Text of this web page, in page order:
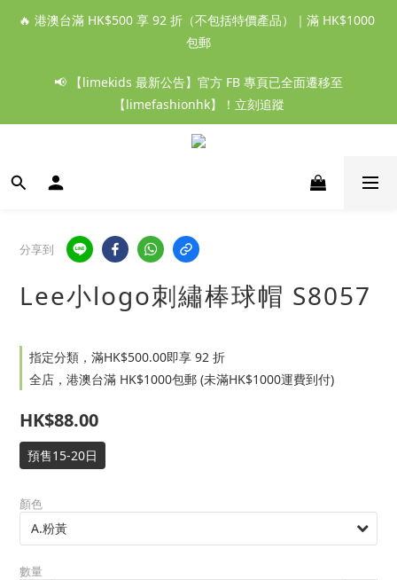
🔥 港澳台滿 HK$500 享 92 折（不包括特價產品）｜滿 HK$1000
包郵
📢 【limekids 最新公告】官方 FB 專頁已全面遷移至
【limefashionhk】！立刻追蹤
分享到
Lee小logo刺繡棒球帽 S8057
指定分類，滿HK$500.00即享 92 折
全店，港澳台滿 HK$1000包郵 (未滿HK$1000運費到付)
HK$88.00
預售15-20日
顏色
數量